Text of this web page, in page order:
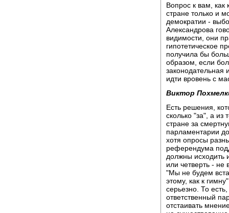
Вопрос к вам, как
стране только и
демократии -
Александрова
видимости, они
гипотетическое
получила бы
образом, если
законодательная
идти вровень с
Виктор
Есть решения,
сколько "за", а из
стране за
парламентарии
хотя опросы
референдума
должны исходить
или четверть - не
"Мы не будем
этому, как к
серьезно. То
ответственный
отстаивать